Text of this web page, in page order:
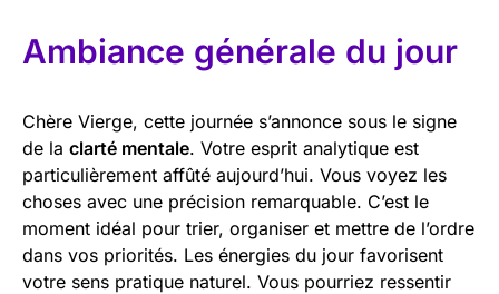
Ambiance générale du jour
Chère Vierge, cette journée s’annonce sous le signe
de la clarté mentale. Votre esprit analytique est
particulièrement affûté aujourd’hui. Vous voyez les
choses avec une précision remarquable. C’est le
moment idéal pour trier, organiser et mettre de l’ordre
dans vos priorités. Les énergies du jour favorisent
votre sens pratique naturel. Vous pourriez ressentir